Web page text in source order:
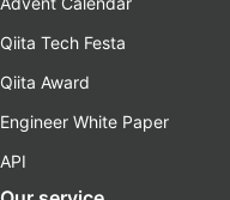
Qiita Tech Festa
Qiita Award
Engineer White Paper
API